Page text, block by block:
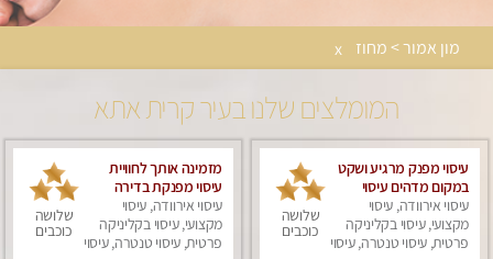
מון אמור > מחוז x
המומלצים שלנו בעיר קרית אתא
עיסוי מפנק מרגיע ושקט
במקום מדהים עיסוי
מושקע מאוד
עיסוי אירוודה, עיסוי
מקצועי, עיסוי בקליניקה
פרטית, עיסוי טנטרה, עיסוי
שלושה
כוכבים
מזמינה אותך לחוויית
עיסוי מפנקת בדירה
פרטית Massage
עיסוי אירוודה, עיסוי
מקצועי, עיסוי בקליניקה
פרטית, עיסוי טנטרה, עיסוי
שלושה
כוכבים